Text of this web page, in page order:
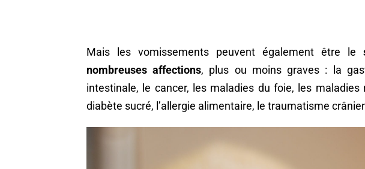
Mais les vomissements peuvent également être le
nombreuses affections, plus ou moins graves : la
intestinale, le cancer, les maladies du foie, les maladies
diabète sucré, l’allergie alimentaire, le traumatisme